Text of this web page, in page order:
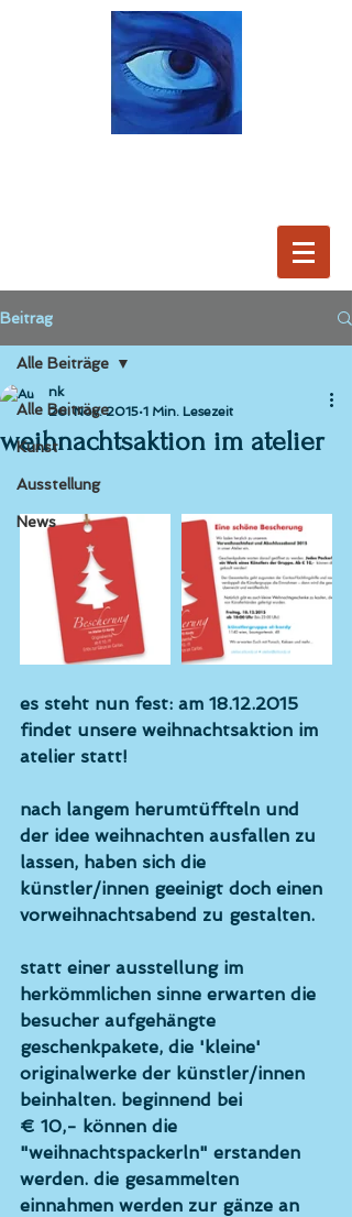
Beitrag
Alle Beiträge
Kunst
Ausstellung
News
Alle Beiträge
weihnachtsaktion im atelier
nk
26. Nov. 2015 1 Min. Lesezeit
es steht nun fest: am 18.12.2015
findet unsere weihnachtsaktion im
atelier statt!
nach langem herumtüffteln und
der idee weihnachten ausfallen zu
lassen, haben sich die
künstler/innen geeinigt doch einen
vorweihnachtsabend zu gestalten.
statt einer ausstellung im
herkömmlichen sinne erwarten die
besucher aufgehängte
geschenkpakete, die 'kleine'
originalwerke der künstler/innen
beinhalten. beginnend bei
€ 10,- können die
"weihnachtspackerln" erstanden
werden. die gesammelten
einnahmen werden zur gänze an